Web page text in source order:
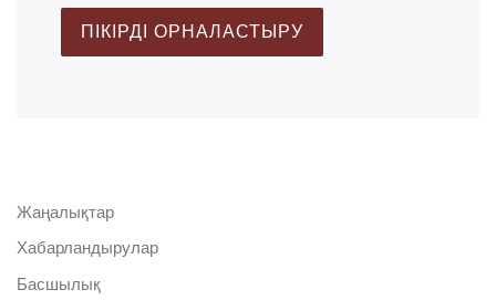
Жаңалықтар
Хабарландырулар
Басшылық